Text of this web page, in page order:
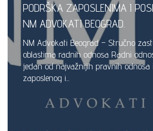
PODRŠKA ZAPOSLENIMA I
NM ADVOKATI BEOGRAD.
NM Advokati Beograd – Stručno
oblastima radnih odnosa Radni
jedan od najvažnijih pravnih odnosa
zaposlenog i...